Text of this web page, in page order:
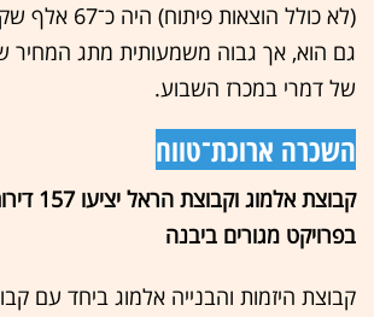
(לא כולל
גם הוא, אך גבוה משמעותית מתג
של דמרי במכרז השבוע.
השכרה ארוכת־טווח
קבוצת
בפרויקט מגורים ביבנה
קבוצת היזמות והבנייה אלמוג ביחד עם